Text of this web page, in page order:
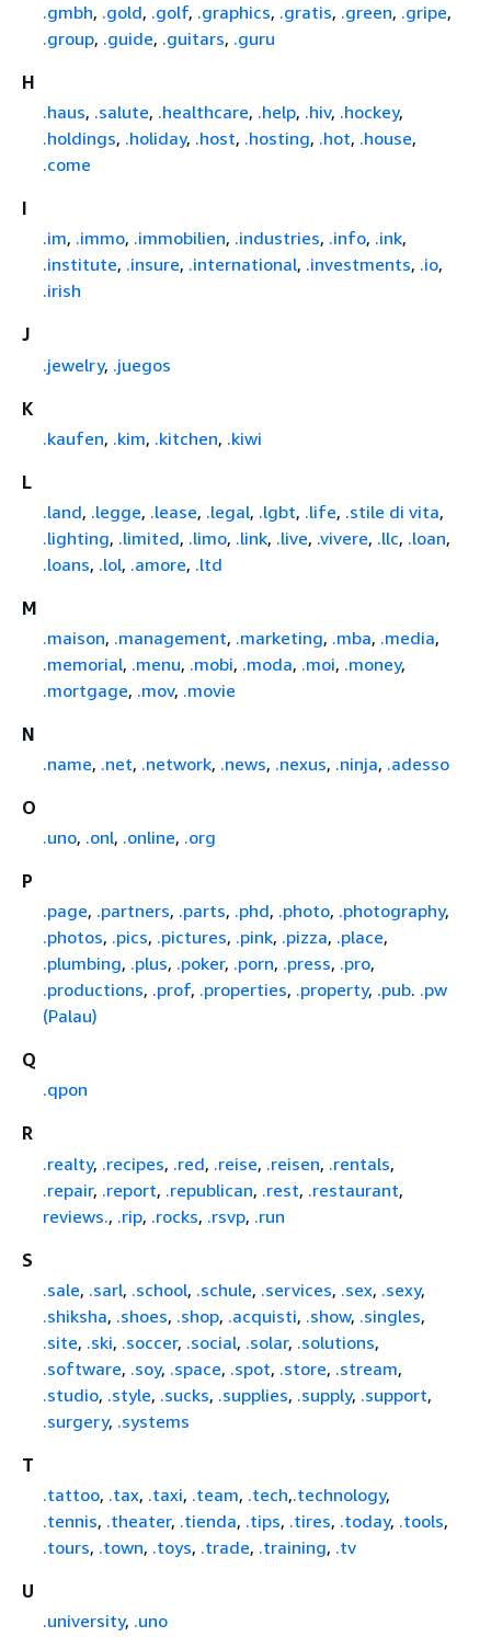
.gmbh, .gold, .golf, .graphics, .gratis, .green, .gripe,
.group, .guide, .guitars, .guru
H
.haus, .salute, .healthcare, .help, .hiv, .hockey,
.holdings, .holiday, .host, .hosting, .hot, .house,
.come
I
.im, .immo, .immobilien, .industries, .info, .ink,
.institute, .insure, .international, .investments, .io,
.irish
J
.jewelry, .juegos
K
.kaufen, .kim, .kitchen, .kiwi
L
.land, .legge, .lease, .legal, .lgbt, .life, .stile di vita,
.lighting, .limited, .limo, .link, .live, .vivere, .llc, .loan,
.loans, .lol, .amore, .ltd
M
.maison, .management, .marketing, .mba, .media,
.memorial, .menu, .mobi, .moda, .moi, .money,
.mortgage, .mov, .movie
N
.name, .net, .network, .news, .nexus, .ninja, .adesso
O
.uno, .onl, .online, .org
P
.page, .partners, .parts, .phd, .photo, .photography,
.photos, .pics, .pictures, .pink, .pizza, .place,
.plumbing, .plus, .poker, .porn, .press, .pro,
.productions, .prof, .properties, .property, .pub. .pw
(Palau)
Q
.qpon
R
.realty, .recipes, .red, .reise, .reisen, .rentals,
.repair, .report, .republican, .rest, .restaurant,
reviews., .rip, .rocks, .rsvp, .run
S
.sale, .sarl, .school, .schule, .services, .sex, .sexy,
.shiksha, .shoes, .shop, .acquisti, .show, .singles,
.site, .ski, .soccer, .social, .solar, .solutions,
.software, .soy, .space, .spot, .store, .stream,
.studio, .style, .sucks, .supplies, .supply, .support,
.surgery, .systems
T
.tattoo, .tax, .taxi, .team, .tech,.technology,
.tennis, .theater, .tienda, .tips, .tires, .today, .tools,
.tours, .town, .toys, .trade, .training, .tv
U
.university, .uno